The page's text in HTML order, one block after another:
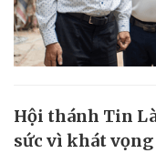
Hội thánh Tin
sức vì khát